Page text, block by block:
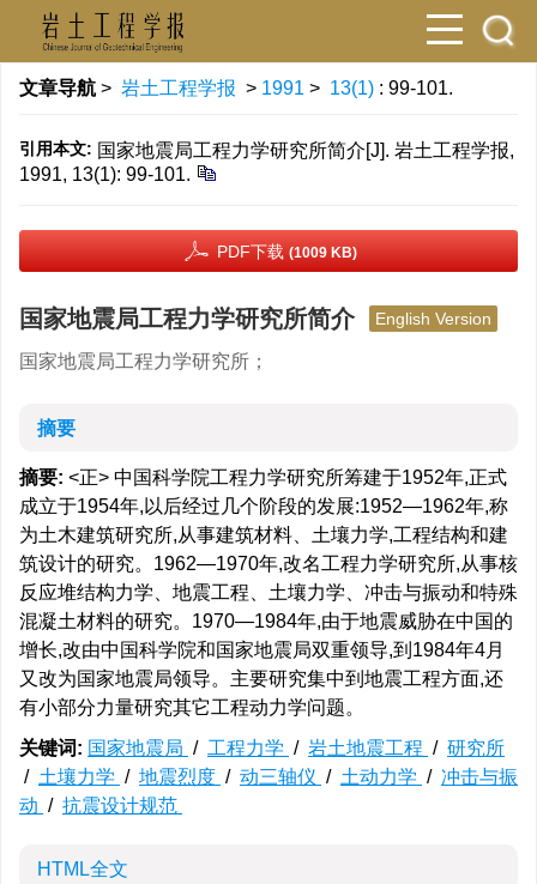
文章导航 > 岩土工程学报 > 1991 > 13(1) : 99-101.
引用本文: 国家地震局工程力学研究所简介[J]. 岩土工程学报,
1991, 13(1): 99-101.
PDF下载 (1009 KB)
国家地震局工程力学研究所简介 English Version
国家地震局工程力学研究所；
摘要
摘要: <正> 中国科学院工程力学研究所筹建于1952年,正式
成立于1954年,以后经过几个阶段的发展:1952—1962年,称
为土木建筑研究所,从事建筑材料、土壤力学,工程结构和建
筑设计的研究。1962—1970年,改名工程力学研究所,从事核
反应堆结构力学、地震工程、土壤力学、冲击与振动和特殊
混凝土材料的研究。1970—1984年,由于地震威胁在中国的
增长,改由中国科学院和国家地震局双重领导,到1984年4月
又改为国家地震局领导。主要研究集中到地震工程方面,还
有小部分力量研究其它工程动力学问题。
关键词: 国家地震局 / 工程力学 / 岩土地震工程 / 研究所
/ 土壤力学 / 地震烈度 / 动三轴仪 / 土动力学 / 冲击与振
动 / 抗震设计规范
HTML全文